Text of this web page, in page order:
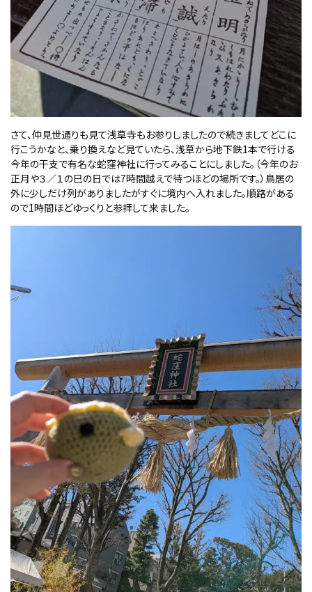
さて、仲見世通りも見て浅草寺もお参りしましたので続きましてどこに
行こうかなと、乗り換えなど見ていたら、浅草から地下鉄1本で行ける
今年の干支で有名な蛇窪神社に行ってみることにしました。（今年のお
正月や３／１の巳の日では7時間越えで待つほどの場所です。）鳥居の
外に少しだけ列がありましたがすぐに境内へ入れました。順路がある
ので1時間ほどゆっくりと参拝して来ました。